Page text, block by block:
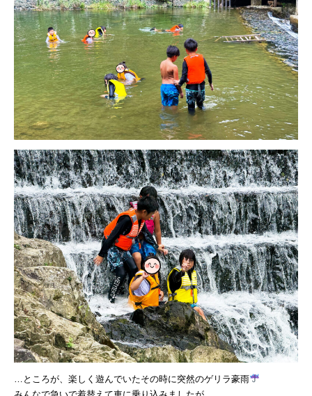
…ところが、楽しく遊んでいたその時に突然のゲリラ豪雨